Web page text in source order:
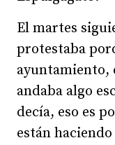
El martes
protestaba
ayuntamiento,
andaba algo
decía, eso es
están